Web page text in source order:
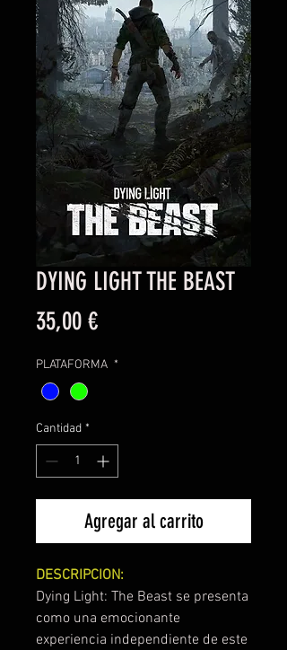
DYING LIGHT THE BEAST
35,00 €Precio
PLATAFORMA *
Cantidad *
Agregar al carrito
DESCRIPCION:
Dying Light: The Beast se presenta
como una emocionante
experiencia independiente de este